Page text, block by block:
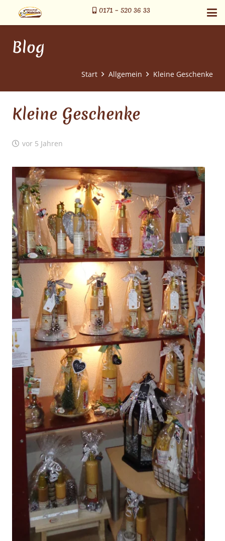
0171 – 520 36 33
Blog
Start Allgemein Kleine Geschenke
Kleine Geschenke
vor 5 Jahren